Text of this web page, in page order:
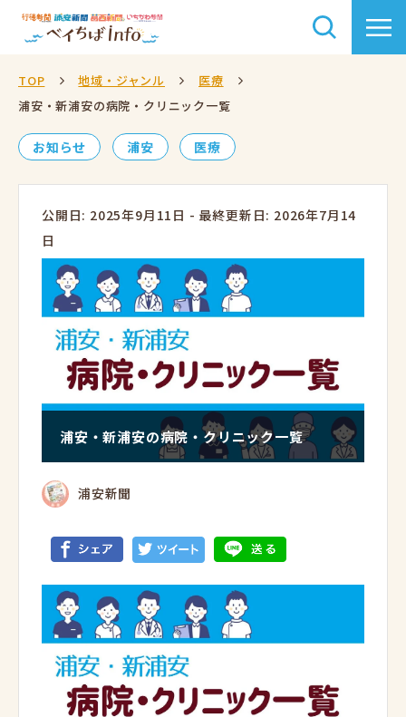
TOP 地域・ジャンル
医療
浦安・新浦安の病院・クリニック一覧
お知らせ 浦安 医療
公開日: 2025年9月11日 - 最終更新日: 2026年7月14
日
浦安・新浦安の病院・クリニック一覧
浦安新聞